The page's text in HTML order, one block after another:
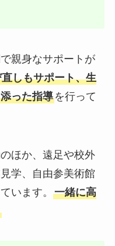
親身なサポートが
しもサポート、生
った指導を行って
ほか、遠足や校外
学、自由参美術館
います。 一緒に高